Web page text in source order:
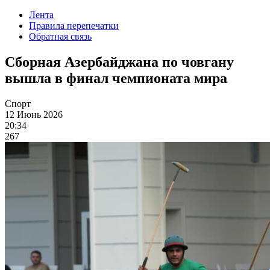
Лента
Правила перепечатки
Обратная связь
Сборная Азербайджана по човгану
вышла в финал чемпионата мира
Спорт
12 Июнь 2026
20:34
267